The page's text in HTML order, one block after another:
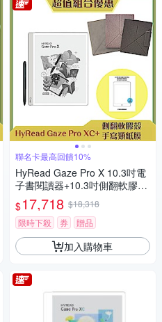
聯名卡最高回饋10%
HyRead Gaze Pro X 10.3吋電
子書閱讀器+10.3吋側翻軟膠殼
+手寫類紙膜 (組合)
$17,718 $18,318
限時下殺
券 贈品
加入購物車